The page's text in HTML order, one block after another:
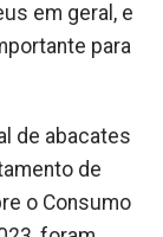
em geral, e
para
de abacates
de
o Consumo